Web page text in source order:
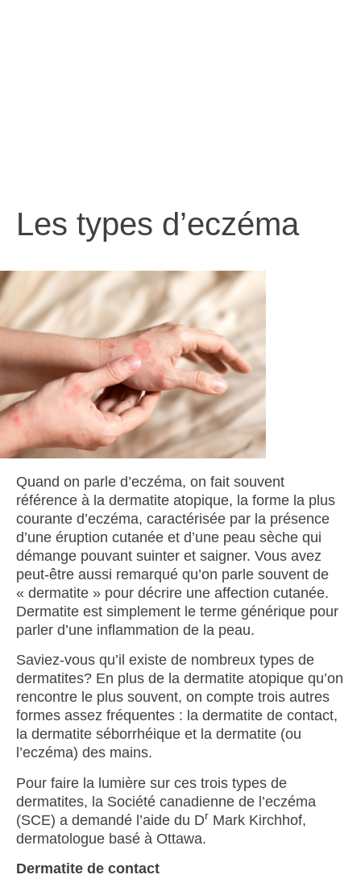
Les types d’eczéma
Quand on parle d’eczéma, on fait souvent
référence à la dermatite atopique, la forme la plus
courante d’eczéma, caractérisée par la présence
d’une éruption cutanée et d’une peau sèche qui
démange pouvant suinter et saigner. Vous avez
peut-être aussi remarqué qu’on parle souvent de
« dermatite » pour décrire une affection cutanée.
Dermatite est simplement le terme générique pour
parler d’une inflammation de la peau.
Saviez-vous qu’il existe de nombreux types de
dermatites? En plus de la dermatite atopique qu’on
rencontre le plus souvent, on compte trois autres
formes assez fréquentes : la dermatite de contact,
la dermatite séborrhéique et la dermatite (ou
l’eczéma) des mains.
Pour faire la lumière sur ces trois types de
dermatites, la Société canadienne de l’eczéma
(SCE) a demandé l’aide du Dr Mark Kirchhof,
dermatologue basé à Ottawa.
Dermatite de contact